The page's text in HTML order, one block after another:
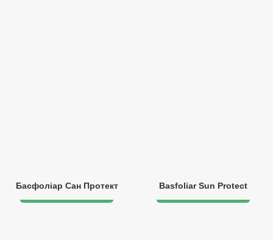
Басфоліар Сан Протект Basfoliar Sun Protect